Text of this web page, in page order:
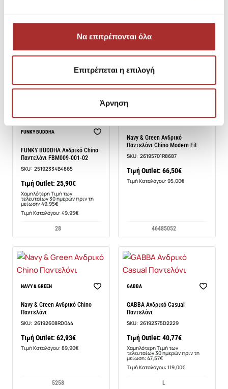
Να επιτρέπονται όλα
Επιτρέπεται η επιλογή
Άρνηση
Τιμή Outlet: 349,00€ Χαμηλότερη Τιμή των
μείωση: 67,96€
Τιμή Καταλόγου: 100,00€
-48%
FUNKY BUDDHA
FUNKY BUDDHA Ανδρικό Chino
Παντελόνι FBM009-001-02
SKU: 25192334B4865
Τιμή Outlet: 25,90€
Χαμηλότερη Τιμή των
τελευταίων 30 ημερών πριν τη
μείωση: 49,95€
Τιμή Καταλόγου: 49,95€
28
NAVY & GREEN
Navy & Green Ανδρικό
Παντελόνι Chino Modern Fit
SKU: 26195701R8687
Τιμή Outlet: 66,50€
Τιμή Καταλόγου: 95,00€
46485052
NAVY & GREEN
Navy & Green Ανδρικό Chino
Παντελόνι
SKU: 26192608RD044
Τιμή Outlet: 62,93€
Τιμή Καταλόγου: 89,90€
5258
-14%
GABBA
GABBA Ανδρικό Casual
Παντελόνι
SKU: 26192375D2229
Τιμή Outlet: 40,77€
Χαμηλότερη Τιμή των
τελευταίων 30 ημερών πριν τη
μείωση: 47,57€
Τιμή Καταλόγου: 119,00€
L